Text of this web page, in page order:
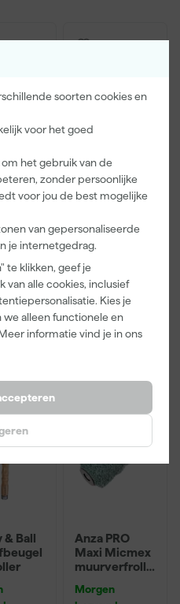
soorten cookies en
voor het goed
om het gebruik van de
zonder persoonlijke
voor jou de best mogelijke
van gepersonaliseerde
je internetgedrag.
te klikken, geef je
alle cookies, inclusief
Kies je
we alleen functionele en
informatie vind je in ons
& Ball
Go!Paint Roll
Verfbak -
12cm Roller -
0,5L + 5
Inzetbakken
Morgen
3,99
incl. BTW
& Ball
Anza PRO
Maxi Micmex
muurverfrolle
Morgen